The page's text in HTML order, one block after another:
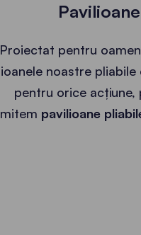
Proiectat pentru
noastre pliabile
pentru orice acțiune,
pavilioane